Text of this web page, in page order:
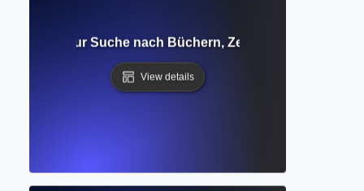
Leitfaden zur Suche nach Büchern, Zeitschriften und
View details